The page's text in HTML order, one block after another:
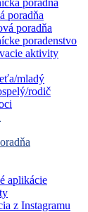
poradňa
poradňa
poradňa
poradenstvo
aktivity
mladý
rodič
aplikácie
z Instagramu